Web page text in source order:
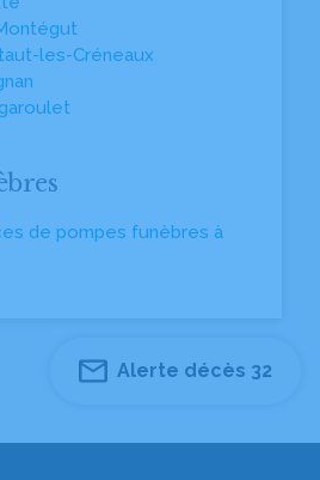
les-Créneaux
de pompes funèbres à
Alerte décès 32